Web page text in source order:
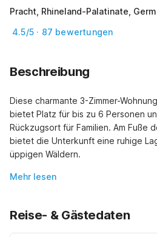
Pracht, Rhineland-Palatinate,
4.5/5 · 87 bewertungen
Beschreibung
Diese charmante 3-Zimmer-
bietet Platz für bis zu 6 Personen
Rückzugsort für Familien. Am Fuße
bietet die Unterkunft eine ruhige
üppigen Wäldern.
Mehr lesen
Reise- & Gästedaten